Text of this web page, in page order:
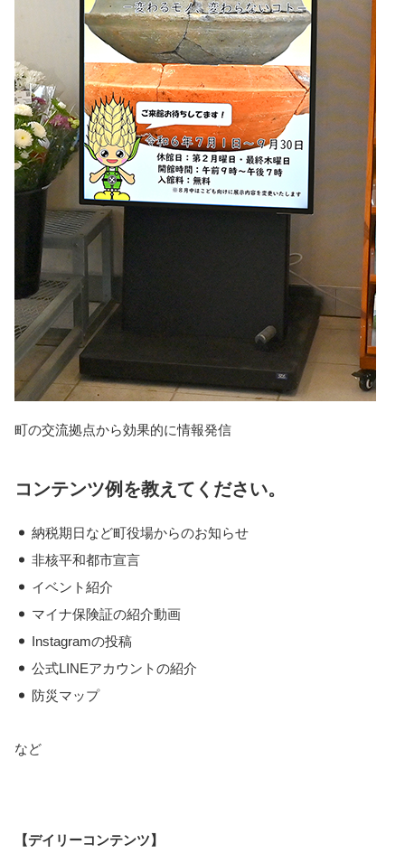
町の交流拠点から効果的に情報発信
コンテンツ例を教えてください。
・ 納税期日など町役場からのお知らせ
・ 非核平和都市宣言
・ イベント紹介
・ マイナ保険証の紹介動画
・ Instagramの投稿
・ 公式LINEアカウントの紹介
・ 防災マップ
など
【デイリーコンテンツ】